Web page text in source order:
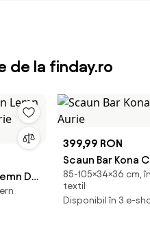
de la finday.ro
De
399,99 RON
Scaun Bar Kona
Aurie
85-105×34×36 cm,
textil
Disponibil în 3 e-